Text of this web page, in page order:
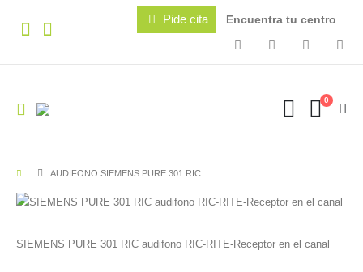
Pide cita Encuentra tu centro
0
AUDIFONO SIEMENS PURE 301 RIC
SIEMENS PURE 301 RIC audifono RIC-RITE-Receptor en el canal